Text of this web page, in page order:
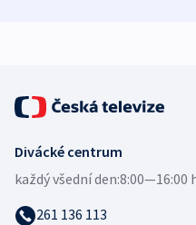
Divácké centrum
každý všední den:8:00—16:00
261 136 113